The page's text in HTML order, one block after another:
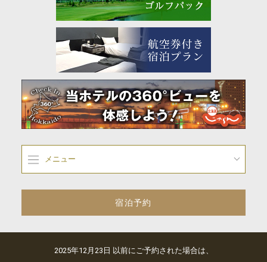
メニュー
宿泊予約
2025年12月23日 以前にご予約された場合は、